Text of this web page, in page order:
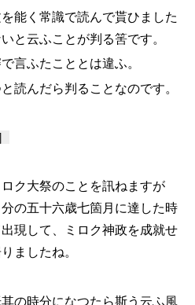
能く常識で読んで貰ひました
と云ふことが判る筈です。
言ふたこととは違ふ。
んだら判ることなのです。
ク大祭のことを訊ねますが
の五十六歳七箇月に達した時
現して、ミロク神政を成就せ
ましたね。
の時分になつたら斯う云ふ風